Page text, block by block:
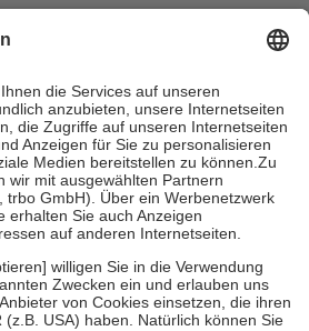
Zuzahlungen in Höhe von zehn
sind jedoch nie mehr als die tatsächlichen
auch für Online-Apotheken.
Krankenpflege beträgt die
Kosten sowie zehn Euro je
für ihre eigene Gesundheit zu
Stellung der Familie zu unterstützen,
an bei:
bis zum vollendeten 18. Lebensjahr